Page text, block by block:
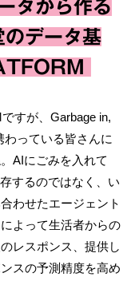
タから作る
データ基
すが、Garbage in,
っている皆さんに
AIにごみを入れて
するのではなく、い
わせたエージェント
よって生活者からの
レスポンス、提供し
スの予測精度を高め